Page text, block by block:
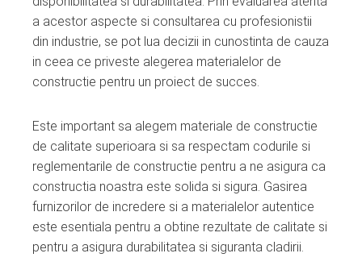
a acestor aspecte si consultarea cu profesionistii
din industrie, se pot lua decizii in cunostinta de cauza
in ceea ce priveste alegerea materialelor de
constructie pentru un proiect de succes.
Este important sa alegem materiale de constructie
de calitate superioara si sa respectam codurile si
reglementarile de constructie pentru a ne asigura ca
constructia noastra este solida si sigura. Gasirea
furnizorilor de incredere si a materialelor autentice
este esentiala pentru a obtine rezultate de calitate si
pentru a asigura durabilitatea si siguranta cladirii.